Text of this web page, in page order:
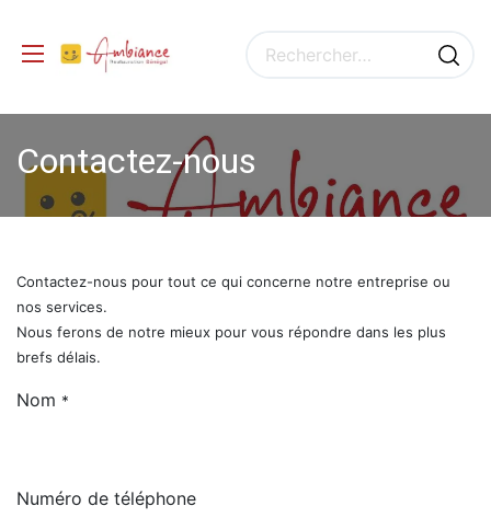
Contactez-nous
Contactez-nous pour tout ce qui concerne notre entreprise ou
nos services.
Nous ferons de notre mieux pour vous répondre dans les plus
brefs délais.
Nom *
Numéro de téléphone